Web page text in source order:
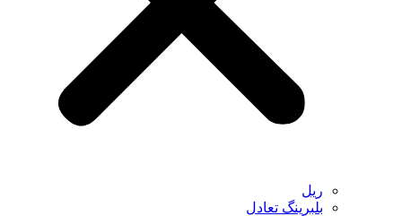
ریل
بلبرینگ تعادل